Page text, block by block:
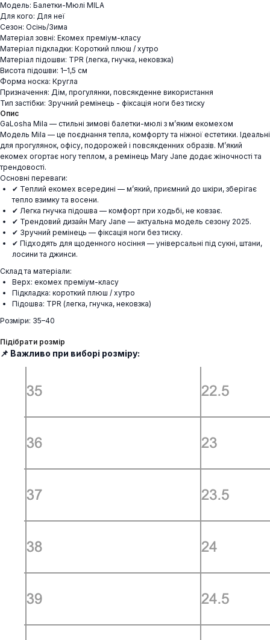
Модель: Балетки-Мюлі MILA
Для кого: Для неї
Сезон: Осінь/Зима
Матеріал зовні: Екомех преміум-класу
Матеріал підкладки: Короткий плюш / хутро
Матеріал підошви: TPR (легка, гнучка, нековзка)
Висота підошви: 1–1,5 см
Форма носка: Кругла
Призначення: Дім, прогулянки, повсякденне використання
Тип застібки: Зручний ремінець - фіксація ноги без тиску
Опис
GaLosha Mila — стильні зимові балетки-мюлі з м’яким екомехом
Модель Mila — це поєднання тепла, комфорту та ніжної естетики. Ідеальні
для прогулянок, офісу, подорожей і повсякденних образів. М’який
екомех огортає ногу теплом, а ремінець Mary Jane додає жіночності та
трендовості.
Основні переваги:
✔ Теплий екомех всередині — м’який, приємний до шкіри, зберігає
тепло взимку та восени.
✔ Легка гнучка підошва — комфорт при ходьбі, не ковзає.
✔ Трендовий дизайн Mary Jane — актуальна модель сезону 2025.
✔ Зручний ремінець — фіксація ноги без тиску.
✔ Підходять для щоденного носіння — універсальні під сукні, штани,
лосини та джинси.
Склад та матеріали:
Верх: екомех преміум-класу
Підкладка: короткий плюш / хутро
Підошва: TPR (легка, гнучка, нековзка)
Розміри: 35–40
Підібрати розмір
📌 Важливо при виборі розміру: